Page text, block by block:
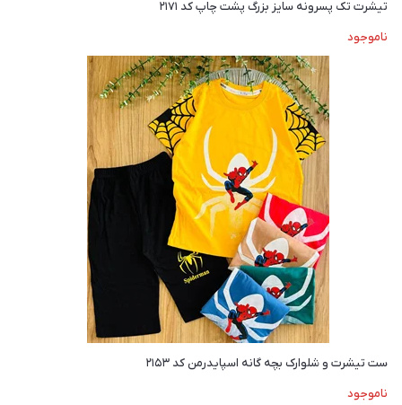
تیشرت تک پسرونه سایز بزرگ پشت چاپ کد ۲۱۷۱
ناموجود
ست تیشرت و شلوارک بچه گانه اسپایدرمن کد ۲۱۵۳
ناموجود